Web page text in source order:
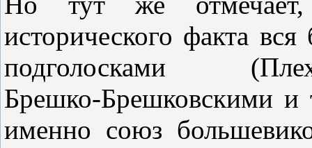
исторического факта
подголосками
Брешко‑Брешковскими и
именно союз